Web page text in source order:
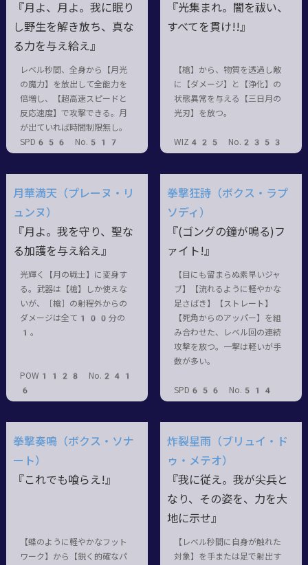
『月よ、月よ。我に眠り
し野生を解き放ち、真な
る力を与え給え』
レベル秒間、全身から【月光
の魔力】を放出して全能力を
倍増し、【超高速スピードと
反応速度】で攻撃できる。月
が出ていれば時間制限無し。
SPD656 No.517
『光集まれ。闇を祓い、
すべてを貫け!!』
【槍】から、物質を透過し敵
に【ダメージ】と【浄化】の
状態異常を与える【三日月の
光刃】を放つ。
WIZ425 No.2353
月華満天（プレーヌ・リ
ュンヌ）
『月よ。我を守り、聖な
る加護を与え給え』
光輝く【月の戦士】に変身す
る。武器は【槍】しか使えな
いが、［槍］の射程外からの
ダメージは全て100分の
1。
POW1128 No.241
6
拳撃狂詩（ボクス・ラプ
ソディ）
『(ゴングの鐘が鳴る)フ
ァイト!』
【目にも留まらぬ素早いジャ
ブ】【流れるように軽やかな
足さばき】【ストレート】
【死角からのアッパー】を組
み合わせた、レベル回の連続
攻撃を放つ。一撃は軽いが手
数が多い。
SPD656 No.514
拳撃奏鳴（ボクス・ソナ
ート）
『これでも喰らえ!』
【蝶のように軽やかなフット
ワーク】から【鋭く的確なパ
炸裂星雨（ブリュイ・ド
ゥ・メテオ）
『我に従え。我が尖兵と
なり、その姿を、力を大
地に示せ』
【レベル秒間に自身が触れた
対象】を手または足で射出す